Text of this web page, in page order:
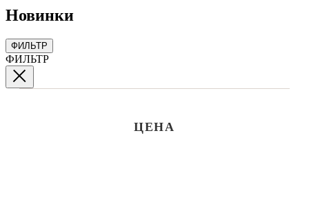
Новинки
ФИЛЬТР
ФИЛЬТР
ЦЕНА